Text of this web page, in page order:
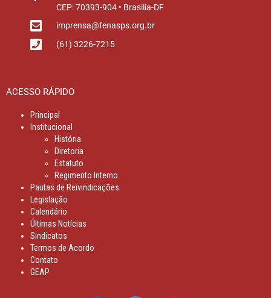
CEP: 70393-904 • Brasília-DF
imprensa@fenasps.org.br
(61) 3226-7215
ACESSO RÁPIDO
Principal
Institucional
História
Diretoria
Estatuto
Regimento Interno
Pautas de Reivindicações
Legislação
Calendário
Últimas Notícias
Sindicatos
Termos de Acordo
Contato
GEAP